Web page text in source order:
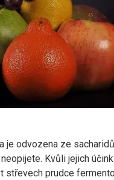
je odvozena ze
Kvůli jejich
střevech prudce